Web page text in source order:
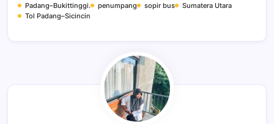
Padang–Bukittinggi.
penumpang sopir bus
Sumatera Utara
Tol Padang–Sicincin